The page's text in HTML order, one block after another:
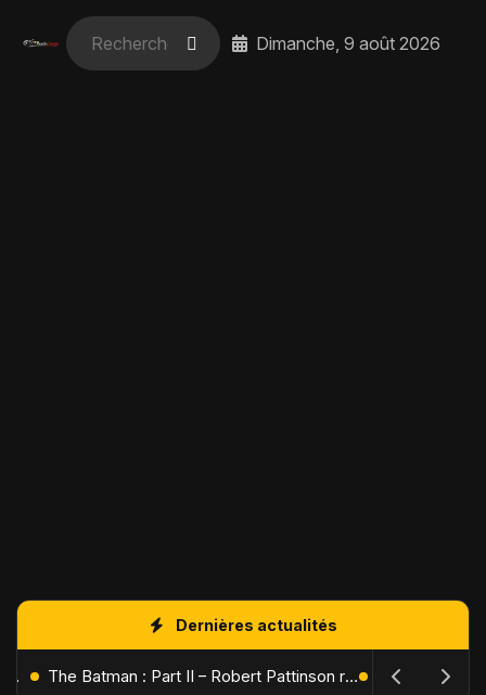
Dimanche, 9 août 2026
Dernières actualités
L'Âge de Glace : Le Réveil du Volcan – Manny, Sid et Diego de retour pour une aventure explosive The Batman : Part II – Robert Pattinson replonge dans les ténèbres de Gotham dès octobre 2027